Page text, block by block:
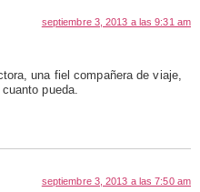
septiembre 3, 2013 a las 9:31 am
una fiel compañera de viaje,
pueda.
septiembre 3, 2013 a las 7:50 am